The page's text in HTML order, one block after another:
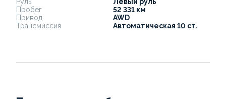
Пробег
52 331 км
Привод
AWD
Трансмиссия
Автоматическая 10 ст.